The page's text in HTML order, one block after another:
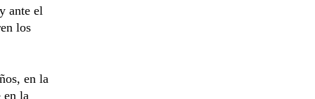
ante el
los
en la
en la